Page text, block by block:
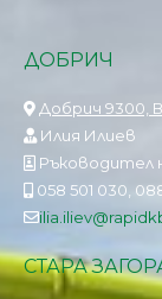
ДОБРИЧ
Добрич 9300,
Илия Илиев
Ръководител
058 501 030,
СТАРА